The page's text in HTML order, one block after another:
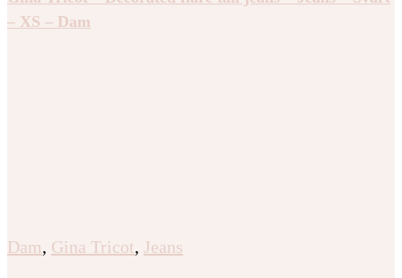
– XS – Dam
Dam, Gina Tricot, Jeans